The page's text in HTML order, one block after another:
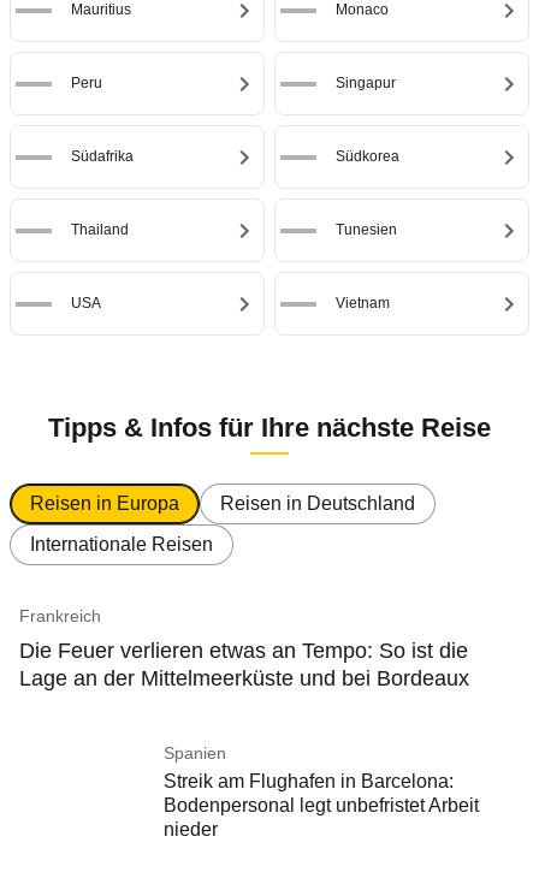
Mauritius Monaco
Peru Singapur
Südafrika Südkorea
Thailand Tunesien
USA Vietnam
Tipps & Infos für Ihre nächste Reise
Reisen in Europa
Reisen in Deutschland
Internationale Reisen
Frankreich
Die Feuer verlieren etwas an Tempo: So ist die
Lage an der Mittelmeerküste und bei Bordeaux
Spanien
Streik am Flughafen in Barcelona:
Bodenpersonal legt unbefristet Arbeit
nieder